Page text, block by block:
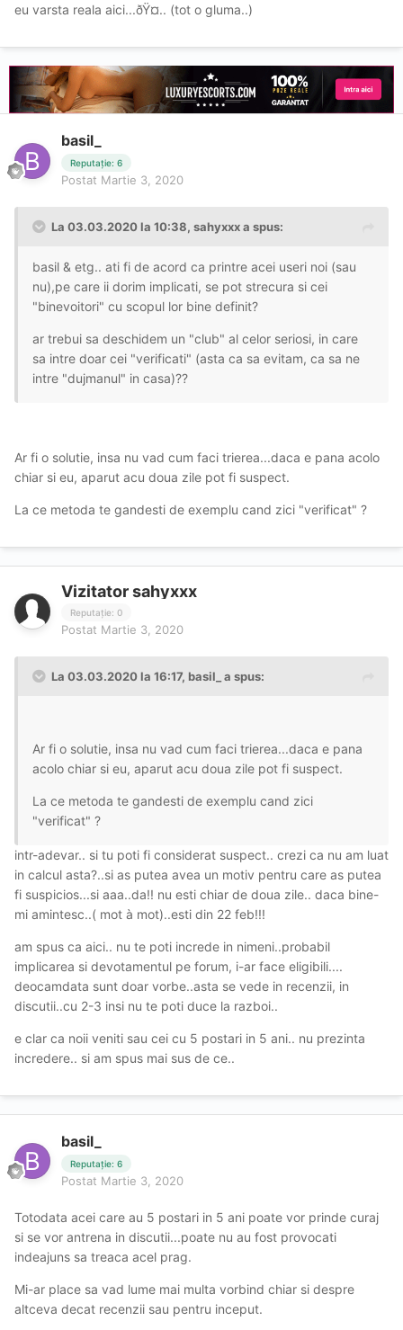
eu varsta reala aici...ðŸ¤­.. (tot o gluma..)
basil_
Reputație: 6
Postat Martie 3, 2020
La 03.03.2020 la 10:38, sahyxxx a spus:
basil & etg.. ati fi de acord ca printre acei useri noi (sau
nu),pe care ii dorim implicati, se pot strecura si cei
"binevoitori" cu scopul lor bine definit?
ar trebui sa deschidem un "club" al celor seriosi, in care
sa intre doar cei "verificati" (asta ca sa evitam, ca sa ne
intre "dujmanul" in casa)??
Ar fi o solutie, insa nu vad cum faci trierea...daca e pana acolo
chiar si eu, aparut acu doua zile pot fi suspect.
La ce metoda te gandesti de exemplu cand zici "verificat" ?
Vizitator sahyxxx
Reputație: 0
Postat Martie 3, 2020
La 03.03.2020 la 16:17, basil_ a spus:
Ar fi o solutie, insa nu vad cum faci trierea...daca e pana
acolo chiar si eu, aparut acu doua zile pot fi suspect.
La ce metoda te gandesti de exemplu cand zici
"verificat" ?
intr-adevar.. si tu poti fi considerat suspect.. crezi ca nu am luat
in calcul asta?..si as putea avea un motiv pentru care as putea
fi suspicios...si aaa..da!! nu esti chiar de doua zile.. daca bine-
mi amintesc..( mot à mot)..esti din 22 feb!!!
am spus ca aici.. nu te poti increde in nimeni..probabil
implicarea si devotamentul pe forum, i-ar face eligibili....
deocamdata sunt doar vorbe..asta se vede in recenzii, in
discutii..cu 2-3 insi nu te poti duce la razboi..
e clar ca noii veniti sau cei cu 5 postari in 5 ani.. nu prezinta
incredere.. si am spus mai sus de ce..
basil_
Reputație: 6
Postat Martie 3, 2020
Totodata acei care au 5 postari in 5 ani poate vor prinde curaj
si se vor antrena in discutii...poate nu au fost provocati
indeajuns sa treaca acel prag.
Mi-ar place sa vad lume mai multa vorbind chiar si despre
altceva decat recenzii sau pentru inceput.